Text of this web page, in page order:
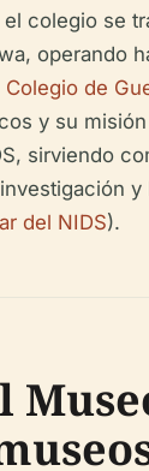
colegio se
operando
de
y su
sirviendo
y
del NIDS).